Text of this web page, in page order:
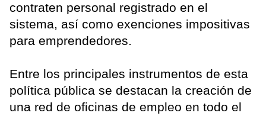
contraten personal registrado en el
sistema, así como exenciones impositivas
para emprendedores.
Entre los principales instrumentos de esta
política pública se destacan la creación de
una red de oficinas de empleo en todo el